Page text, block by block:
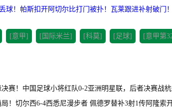
球！帕斯扣开阿切尔比打门被扑！瓦莱跟进补射破门！
[意甲] [国际米兰] [科莫] [足球] [意甲第
决赛！中国足球小将红队0-2亚洲明星联，后者决赛战
局！切尔西6-4西悉尼漫步者 佩德罗替补3射1传阿隆索